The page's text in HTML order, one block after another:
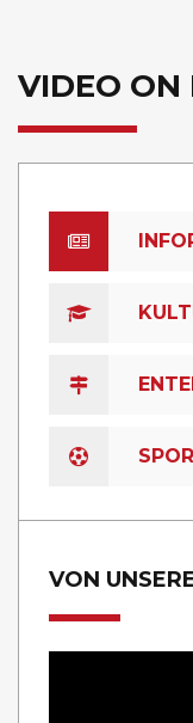
VIDEO ON
VON